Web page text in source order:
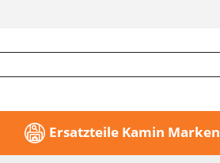
Ersatzteile Kamin Marken